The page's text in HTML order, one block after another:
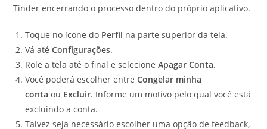
Tinder encerrando o processo dentro do próprio aplicativo.
Toque no ícone do Perfil na parte superior da tela.
Vá atéConfigurações.
Role a tela até o final e selecioneApagar Conta.
Você poderá escolher entreCongelar minha
conta ou Excluir. Informe um motivo pelo qual você está
excluindo a conta.
Talvez seja necessário escolher uma opção de feedback,